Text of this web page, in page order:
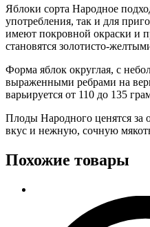
Яблоки сорта Народное
употребления, так и для
имеют покровной окраски и
становятся золотисто-
Форма яблок округлая, с
выраженными ребрами на
варьируется от 110 до 135
Плоды Народного ценятся
вкус и нежную, сочную
Похожие товары